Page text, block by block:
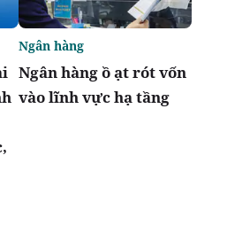
Ngân hàng ồ ạt rót vốn
vào lĩnh vực hạ tầng
Ngân hàng